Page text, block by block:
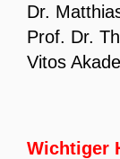
Dr.
Prof. Dr.
Vitos
Wichtiger